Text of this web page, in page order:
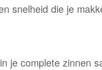
snelheid die je
je complete zinnen